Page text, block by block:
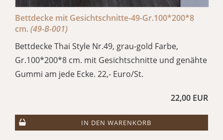
Bettdecke mit Gesichtschnitte-49-Gr.100*200*8
cm.(49-B-001)
Bettdecke Thai Style Nr.49, grau-gold Farbe,
Gr.100*200*8 cm. mit Gesichtschnitte und genähte
Gummi am jede Ecke. 22,- Euro/St.
22,00 EUR
IN DEN WARENKORB